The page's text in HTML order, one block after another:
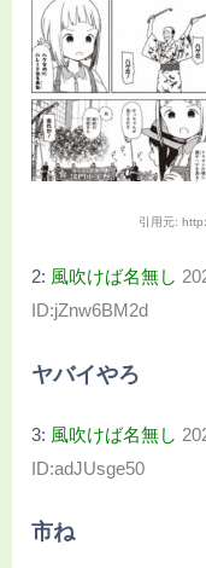
引用元:
2: 風吹けば名無し
ID:jZnw6BM2d
ヤバイやろ
3: 風吹けば名無し
ID:adJUsge50
市ね